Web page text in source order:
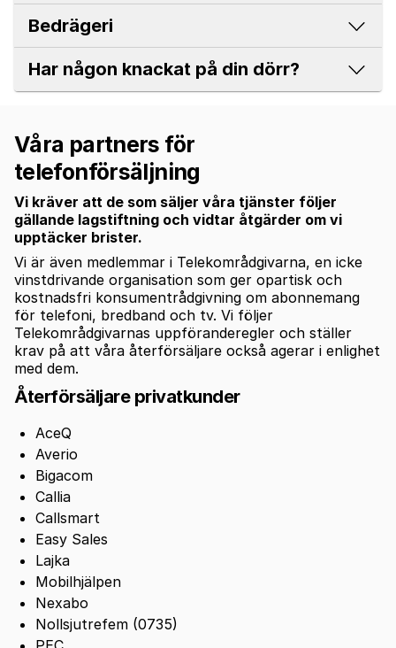
Bedrägeri
Har någon knackat på din dörr?
Våra partners för
telefonförsäljning
Vi kräver att de som säljer våra tjänster följer
gällande lagstiftning och vidtar åtgärder om vi
upptäcker brister.
Vi är även medlemmar i Telekområdgivarna, en icke
vinstdrivande organisation som ger opartisk och
kostnadsfri konsumentrådgivning om abonnemang
för telefoni, bredband och tv. Vi följer
Telekområdgivarnas uppföranderegler och ställer
krav på att våra återförsäljare också agerar i enlighet
med dem.
Återförsäljare privatkunder
AceQ
Averio
Bigacom
Callia
Callsmart
Easy Sales
Lajka
Mobilhjälpen
Nexabo
Nollsjutrefem (0735)